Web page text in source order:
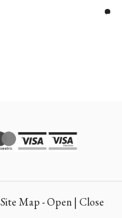
Site Map - Open | Close